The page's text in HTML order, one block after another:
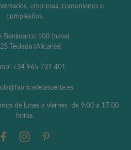
empresas, comuniones o
cumpleaños.
Benimarco 100 (nave)
Teulada (Alicante)
+34 965 731 401
de lunes a viernes de 9:00 a 17:00
horas.